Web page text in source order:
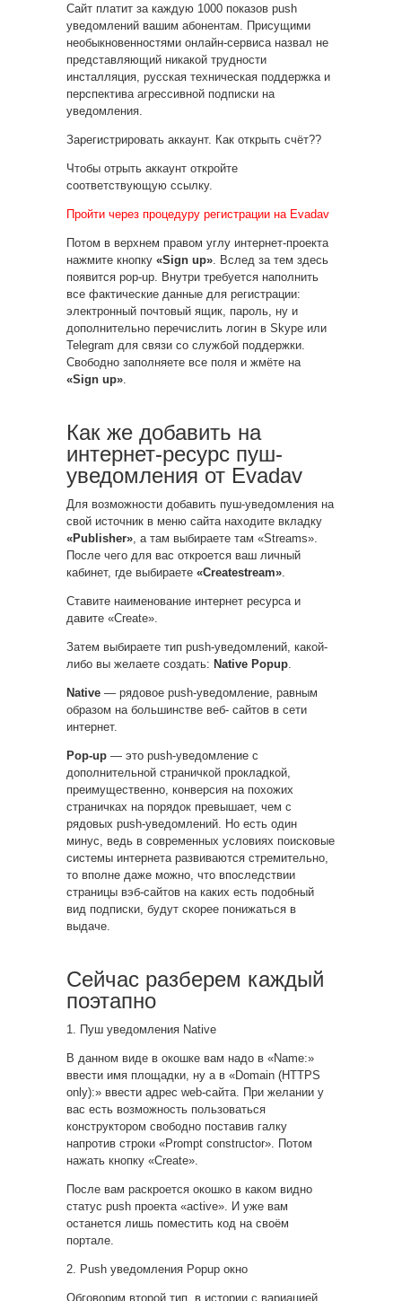
Сайт платит за каждую 1000 показов push
уведомлений вашим абонентам. Присущими
необыкновенностями онлайн-сервиса назвал не
представляющий никакой трудности
инсталляция, русская техническая поддержка и
перспектива агрессивной подписки на
уведомления.
Зарегистрировать аккаунт. Как открыть счёт??
Чтобы отрыть аккаунт откройте
соответствующую ссылку.
Пройти через процедуру регистрации на Evadav
Потом в верхнем правом углу интернет-проекта
нажмите кнопку «Sign up» . Вслед за тем здесь
появится pop-up. Внутри требуется наполнить
все фактические данные для регистрации:
электронный почтовый ящик, пароль, ну и
дополнительно перечислить логин в Skype или
Telegram для связи со службой поддержки.
Свободно заполняете все поля и жмёте на
«Sign up»
Как же добавить на
интернет-ресурс пуш-
уведомления от Evadav
Для возможности добавить пуш-уведомления на
свой источник в меню сайта находите вкладку
«Publisher» , а там выбираете там «Streams».
После чего для вас откроется ваш личный
кабинет, где выбираете «Createstream»
Ставите наименование интернет ресурса и
давите «Create».
Затем выбираете тип push-уведомлений, какой-
либо вы желаете создать: Native Popup
Native — рядовое push-уведомление, равным
образом на большинстве веб- сайтов в сети
интернет.
Pop-up — это push-уведомление с
дополнительной страничкой прокладкой,
преимущественно, конверсия на похожих
страничках на порядок превышает, чем с
рядовых push-уведомлений. Но есть один
минус, ведь в современных условиях поисковые
системы интернета развиваются стремительно,
то вполне даже можно, что впоследствии
страницы вэб-сайтов на каких есть подобный
вид подписки, будут скорее понижаться в
выдаче.
Сейчас разберем каждый
поэтапно
1. Пуш уведомления Native
В данном виде в окошке вам надо в «Name:»
ввести имя площадки, ну а в «Domain (HTTPS
only):» ввести адрес web-сайта. При желании у
вас есть возможность пользоваться
конструктором свободно поставив галку
напротив строки «Prompt constructor». Потом
нажать кнопку «Create».
После вам раскроется окошко в каком видно
статус push проекта «active». И уже вам
останется лишь поместить код на своём
портале.
2. Push уведомления Popup окно
Обговорим второй тип, в истории с вариацией